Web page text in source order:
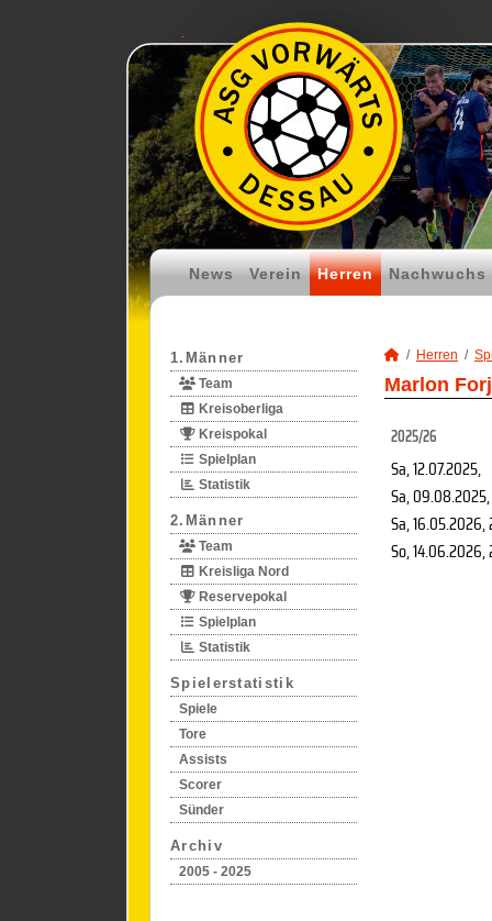
News Verein Herren Nachwuchs
1.Männer
Team
Kreisoberliga
Kreispokal
Spielplan
Statistik
2.Männer
Team
Kreisliga Nord
Reservepokal
Spielplan
Statistik
Spielerstatistik
Spiele
Tore
Assists
Scorer
Sünder
Archiv
2005 - 2025
Herren
Marlon
2025/26
Sa, 12.07.2025,
Sa, 09.08.2025,
Sa, 16.05.2026,
So, 14.06.2026,